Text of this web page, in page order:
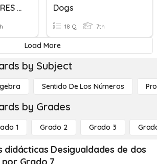
PROBLEMA DE TRES OPERACIONES POR DOS CAMINOS Dogs
18 Q 7th
Load More
by Subject
Sentido De Los Números
by Grades
1 Grado 2 Grado 3
Desigualdades de dos